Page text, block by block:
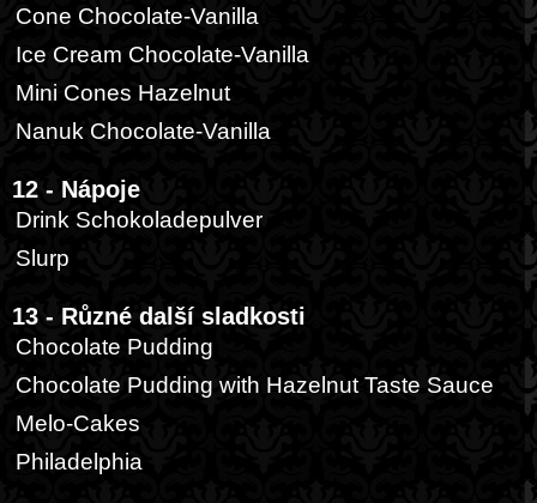
Cone Chocolate-Vanilla
Ice Cream Chocolate-Vanilla
Mini Cones Hazelnut
Nanuk Chocolate-Vanilla
12 - Nápoje
Drink Schokoladepulver
Slurp
13 - Různé další sladkosti
Chocolate Pudding
Chocolate Pudding with Hazelnut Taste Sauce
Melo-Cakes
Philadelphia